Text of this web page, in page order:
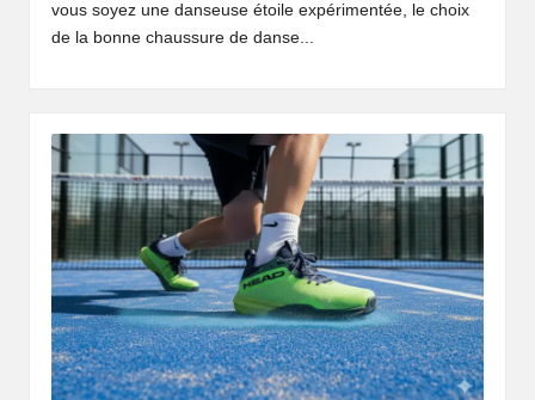
vous soyez une danseuse étoile expérimentée, le choix
de la bonne chaussure de danse...